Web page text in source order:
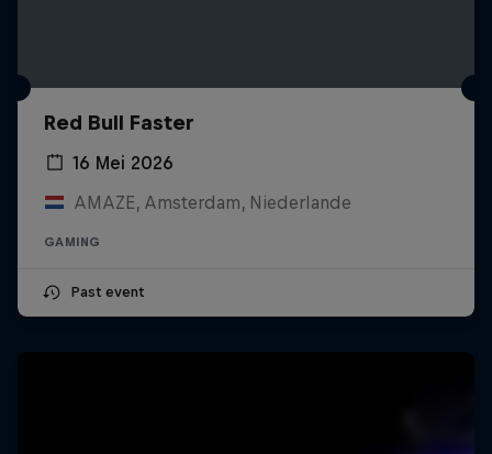
Red Bull Faster
16 Mei 2026
AMAZE, Amsterdam, Niederlande
GAMING
Past event